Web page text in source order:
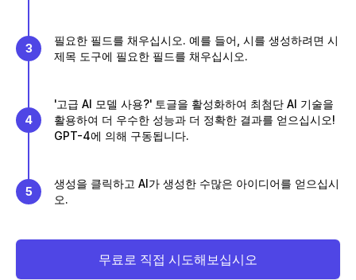
3
필요한 필드를 채우십시오. 예를 들어, 시를 생성하려면 시
제목 도구에 필요한 필드를 채우십시오.
4
'고급 AI 모델 사용?' 토글을 활성화하여 최첨단 AI 기술을
활용하여 더 우수한 성능과 더 정확한 결과를 얻으십시오!
GPT-4에 의해 구동됩니다.
5
생성을 클릭하고 AI가 생성한 수많은 아이디어를 얻으십시
오.
무료로 직접 시도해보십시오